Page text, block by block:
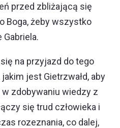
przed zbliżającą się
Boga, żeby wszystko
Gabriela.
na przyjazd do tego
jest Gietrzwałd, aby
w zdobywaniu wiedzy z
się trud człowieka i
rozeznania, co dalej,